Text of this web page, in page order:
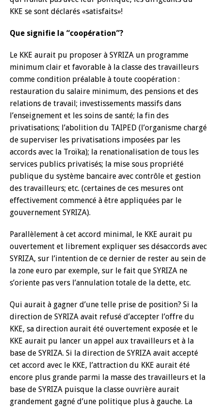
KKE se sont déclarés «satisfaits»!
Que signifie la “coopération”?
Le KKE aurait pu proposer à SYRIZA un programme
minimum clair et favorable à la classe des travailleurs
comme condition préalable à toute coopération :
restauration du salaire minimum, des pensions et des
relations de travail; investissements massifs dans
l’enseignement et les soins de santé; la fin des
privatisations; l’abolition du TAIPED (l’organisme chargé
de superviser les privatisations imposées par les
accords avec la Troïka); la renationalisation de tous les
services publics privatisés; la mise sous propriété
publique du système bancaire avec contrôle et gestion
des travailleurs; etc. (certaines de ces mesures ont
effectivement commencé à être appliquées par le
gouvernement SYRIZA).
Parallèlement à cet accord minimal, le KKE aurait pu
ouvertement et librement expliquer ses désaccords avec
SYRIZA, sur l’intention de ce dernier de rester au sein de
la zone euro par exemple, sur le fait que SYRIZA ne
s’oriente pas vers l’annulation totale de la dette, etc.
Qui aurait à gagner d’une telle prise de position? Si la
direction de SYRIZA avait refusé d’accepter l’offre du
KKE, sa direction aurait été ouvertement exposée et le
KKE aurait pu lancer un appel aux travailleurs et à la
base de SYRIZA. Si la direction de SYRIZA avait accepté
cet accord avec le KKE, l’attraction du KKE aurait été
encore plus grande parmi la masse des travailleurs et la
base de SYRIZA puisque la classe ouvrière aurait
grandement gagné d’une politique plus à gauche. La